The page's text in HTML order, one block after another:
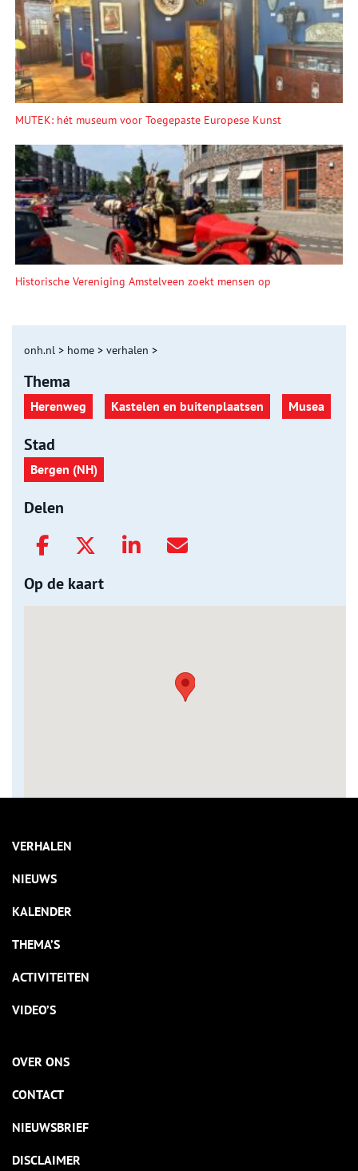
MUTEK: hét museum voor Toegepaste Europese Kunst
Historische Vereniging Amstelveen zoekt mensen op
onh.nl > home > verhalen >
Thema
Herenweg Kastelen en buitenplaatsen Musea
Stad
Bergen (NH)
Delen
Op de kaart
VERHALEN
NIEUWS
KALENDER
THEMA’S
ACTIVITEITEN
VIDEO’S
OVER ONS
CONTACT
NIEUWSBRIEF
DISCLAIMER